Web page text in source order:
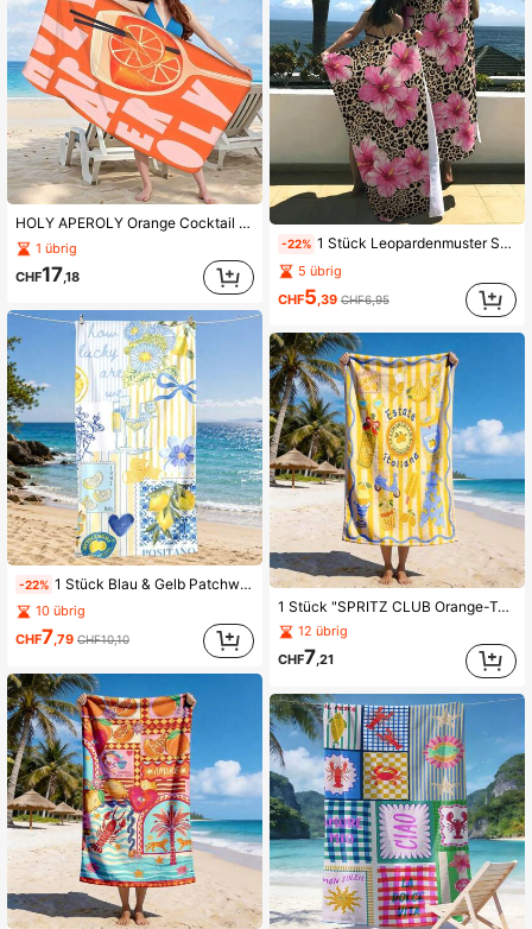
HOLY APEROLY Orange Cocktail Muster Design Strandtuch, Sommer Outdoor Reise Strandtuch, hohe Saugfähigkeit, schnelltrocknend, Premium saugfähiges weiches Strandtuch, geeignet für Bootdeck, Urlaub, Strand, Schwimmbad, Badezimmer
1 übrig
CHF17,18
-22% 1 Stück Blau & Gelb Patchwork Zitronenmuster Strandtuch: Polyester Material, 2D Flachdruck, schnelltrocknende Mikrofaser, sandabweisend & sonnenbeständig, leicht & bequem, unverzichtbar für Surfen, Schwimmen und Yoga, Strandaccessoire, frischer Urlaubsstil, bestes Geschenk für Familie und Freunde
10 übrig
CHF7,79 CHF10,10
-22% 1 Stück Leopardenmuster Strandtuch mit rosa Hibiskusblütenmuster - Mikrofaser Material, geeignet für Pool, Reisen, Bad, alle Feiertage, schnelltrocknendes sandresistentes Handtuch, tragbar und faltbar, ideal für Urlaub, Camping Geschenk, 2D flaches Design
5 übrig
CHF5 ,39 CHF6,95
1 Stück "SPRITZ CLUB Orange-Tönung Fruchtwein Sommer Illustration" Thema Strandtuch | Schnelltrocknend, super weiche Polyesterfaser | Mehrzweck Yoga, Reisen, Schwimmen, Camping, Fitness, Badetuch, Decke, Picknickmatte | Beste Wahl für Strandurlaub | Maschinenwaschbar | 2D flach | Exklusiver süßer Mädchen energetischer Sommerurlaubsstil | Das beste Geschenk für atmosphärenliebende Lifestyle-Enthusiasten.
12 übrig
CHF7,21